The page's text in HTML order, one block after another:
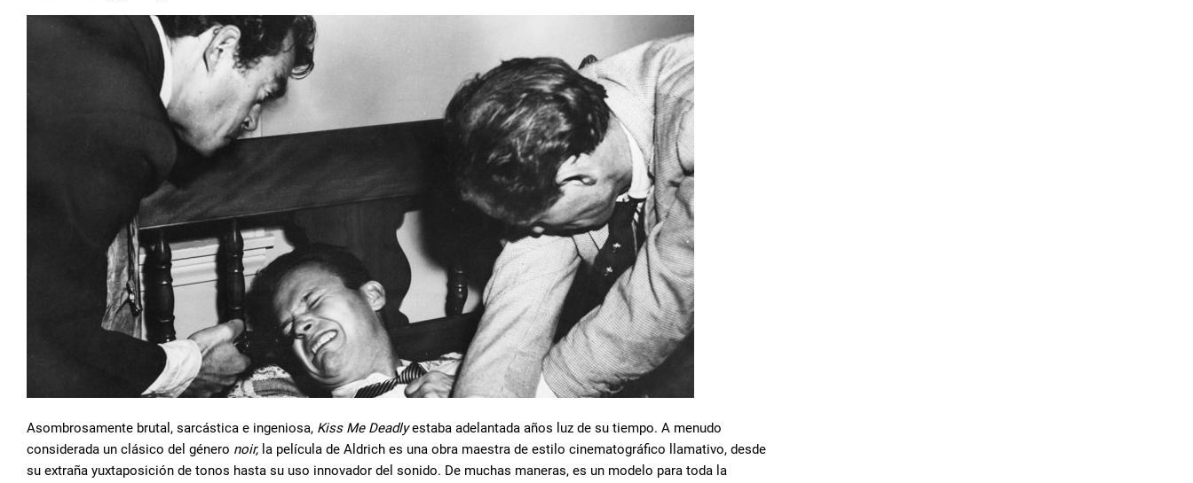
Asombrosamente brutal, sarcástica e ingeniosa, Kiss Me Deadlyestaba adelantada años luz de su tiempo. A menudo
considerada un clásico del género noir, la película de Aldrich es una obra maestra de estilo cinematográfico llamativo, desde
su extraña yuxtaposición de tonos hasta su uso innovador del sonido. De muchas maneras, es un modelo para toda la